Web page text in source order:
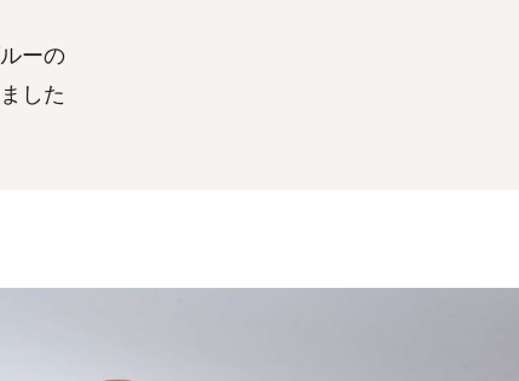
ーの
した